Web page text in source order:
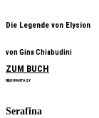
Die Legende von Elysion
von Gina Chiabudini
ZUM BUCH
HIGH FANTASY
Serafina